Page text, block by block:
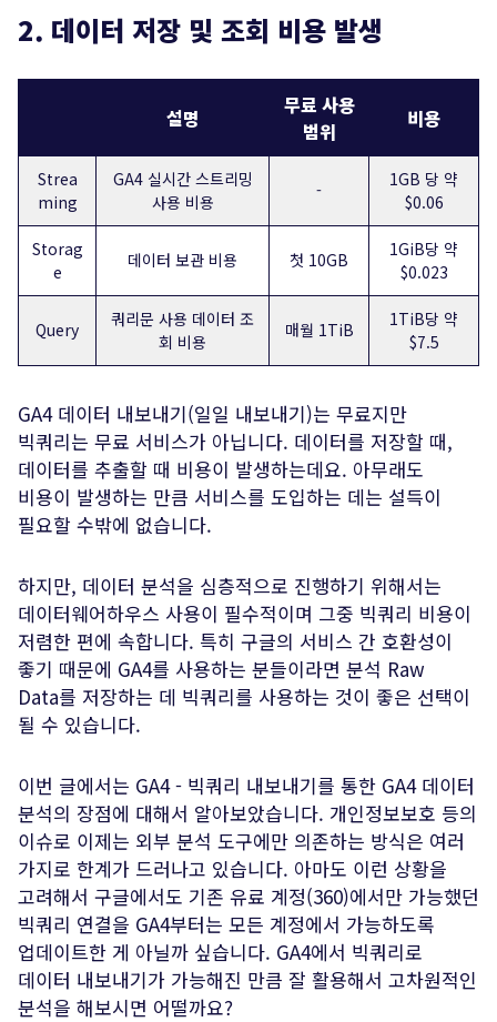
2. 데이터 저장 및 조회 비용 발생
설명
무료 사용
범위
비용
Strea
ming
GA4 실시간 스트리밍
사용 비용
-
1GB 당 약
$0.06
Storag
e
데이터 보관 비용 첫 10GB
1GiB당 약
$0.023
Query
쿼리문 사용 데이터 조
회 비용
매월 1TiB
1TiB당 약
$7.5
GA4 데이터 내보내기(일일 내보내기)는 무료지만
빅쿼리는 무료 서비스가 아닙니다. 데이터를 저장할 때,
데이터를 추출할 때 비용이 발생하는데요. 아무래도
비용이 발생하는 만큼 서비스를 도입하는 데는 설득이
필요할 수밖에 없습니다.
하지만, 데이터 분석을 심층적으로 진행하기 위해서는
데이터웨어하우스 사용이 필수적이며 그중 빅쿼리 비용이
저렴한 편에 속합니다. 특히 구글의 서비스 간 호환성이
좋기 때문에 GA4를 사용하는 분들이라면 분석 Raw
Data를 저장하는 데 빅쿼리를 사용하는 것이 좋은 선택이
될 수 있습니다.
이번 글에서는 GA4 - 빅쿼리 내보내기를 통한 GA4 데이터
분석의 장점에 대해서 알아보았습니다. 개인정보보호 등의
이슈로 이제는 외부 분석 도구에만 의존하는 방식은 여러
가지로 한계가 드러나고 있습니다. 아마도 이런 상황을
고려해서 구글에서도 기존 유료 계정(360)에서만 가능했던
빅쿼리 연결을 GA4부터는 모든 계정에서 가능하도록
업데이트한 게 아닐까 싶습니다. GA4에서 빅쿼리로
데이터 내보내기가 가능해진 만큼 잘 활용해서 고차원적인
분석을 해보시면 어떨까요?